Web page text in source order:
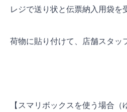
レジで送り状と伝票納入用袋を
荷物に貼り付けて、店舗スタッ
【スマリボックスを使う場合（